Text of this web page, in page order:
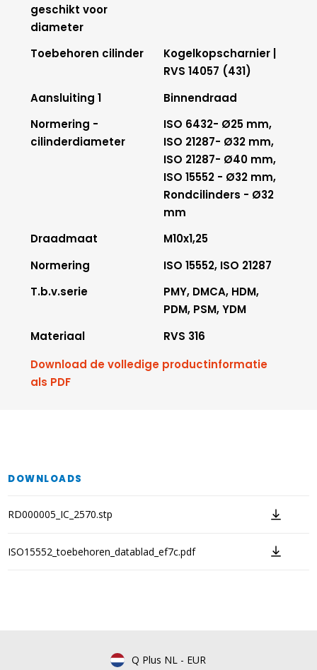
geschikt voor
diameter
Toebehoren cilinder
Kogelkopscharnier |
RVS 14057 (431)
Aansluiting 1
Binnendraad
Normering -
cilinderdiameter
ISO 6432- Ø25 mm,
ISO 21287- Ø32 mm,
ISO 21287- Ø40 mm,
ISO 15552 - Ø32 mm,
Rondcilinders - Ø32
mm
Draadmaat
M10x1,25
Normering
ISO 15552, ISO 21287
T.b.v.serie
PMY, DMCA, HDM,
PDM, PSM, YDM
Materiaal
RVS 316
Download de volledige productinformatie
als PDF
DOWNLOADS
RD000005_IC_2570.stp
ISO15552_toebehoren_datablad_ef7c.pdf
Q Plus NL - EUR